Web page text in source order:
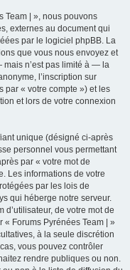
Team | », nous pouvons
externes au document qui
par le logiciel phpBB. La
que vous nous envoyez et
n’est pas limité à — la
l’inscription sur
par « votre compte ») et les
et lors de votre connexion
unique (désigné ci-après
personnel vous permettant
par « votre mot de
Les informations de votre
par les lois de
qui héberge notre serveur.
d’utilisateur, de votre mot de
Forums Pyrénées Team | »
à la seule discrétion
vous pouvez contrôler
rendre publiques ou non.